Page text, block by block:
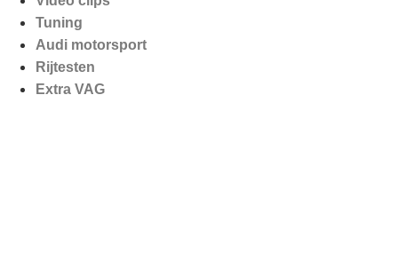
Tuning
Audi motorsport
Rijtesten
Extra VAG